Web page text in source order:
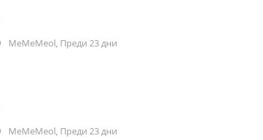
MeMeMeol, Преди 23 дни
MeMeMeol, Преди 23 дни